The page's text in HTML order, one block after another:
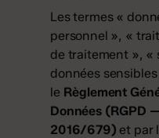
Les termes «
personnel », «
de traitement », «
données
le Règlement
Données (RGPD
2016/679) et par